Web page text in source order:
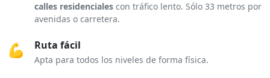
calles residenciales con tráfico lento. Sólo 33 metros por
avenidas o carretera.
💪 Ruta fácil
Apta para todos los niveles de forma física.